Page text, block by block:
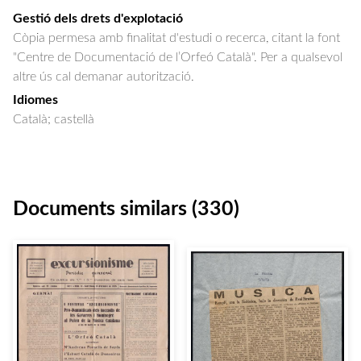
Gestió dels drets d'explotació
Còpia permesa amb finalitat d'estudi o recerca, citant la font
"Centre de Documentació de l’Orfeó Català". Per a qualsevol
altre ús cal demanar autorització.
Idiomes
Català; castellà
Documents similars (330)